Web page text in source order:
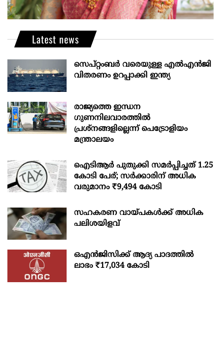
Latest news
സെപ്റ്റംബർ വരെയുള്ള എൽഎൻജി
വിതരണം ഉറപ്പാക്കി ഇന്ത്യ
രാജ്യത്തെ ഇന്ധന
ഗുണനിലവാരത്തില്‍
പ്രശ്‌നങ്ങളില്ലെന്ന് പെട്രോളിയം
മന്ത്രാലയം
ഐടിആര്‍ പുതുക്കി സമർപ്പിച്ചത് 1.25
കോടി പേര്; സർക്കാരിന് അധിക
വരുമാനം ₹9,494 കോടി
സഹകരണ വായ്പകള്‍ക്ക് അധിക
പലിശയിളവ്
ഒഎന്‍ജിസിക്ക് ആദ്യ പാദത്തില്‍
ലാഭം ₹17,034 കോടി